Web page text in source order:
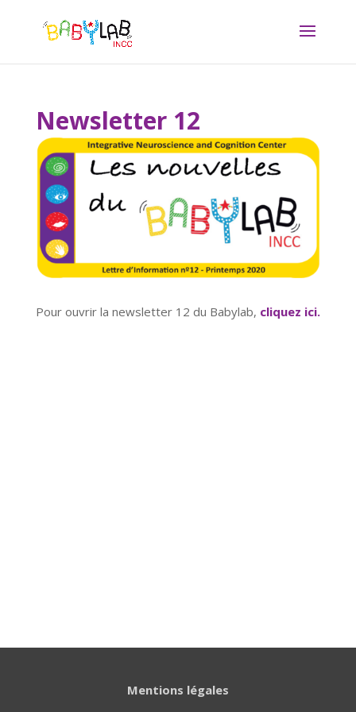
Newsletter 12
Pour ouvrir la newsletter 12 du Babylab, cliquez ici.
Mentions légales